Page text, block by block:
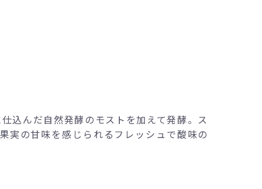
込んだ自然発酵のモストを加えて発酵。ス
実の甘味を感じられるフレッシュで酸味の